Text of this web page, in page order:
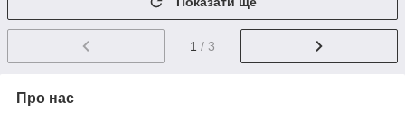
1 / 3
Про нас